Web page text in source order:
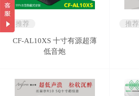
推荐
CF-AL10XS 十寸有源超薄
低音炮
推荐